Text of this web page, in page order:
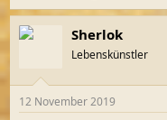
Sherlok
Lebenskünstler
12 November 2019